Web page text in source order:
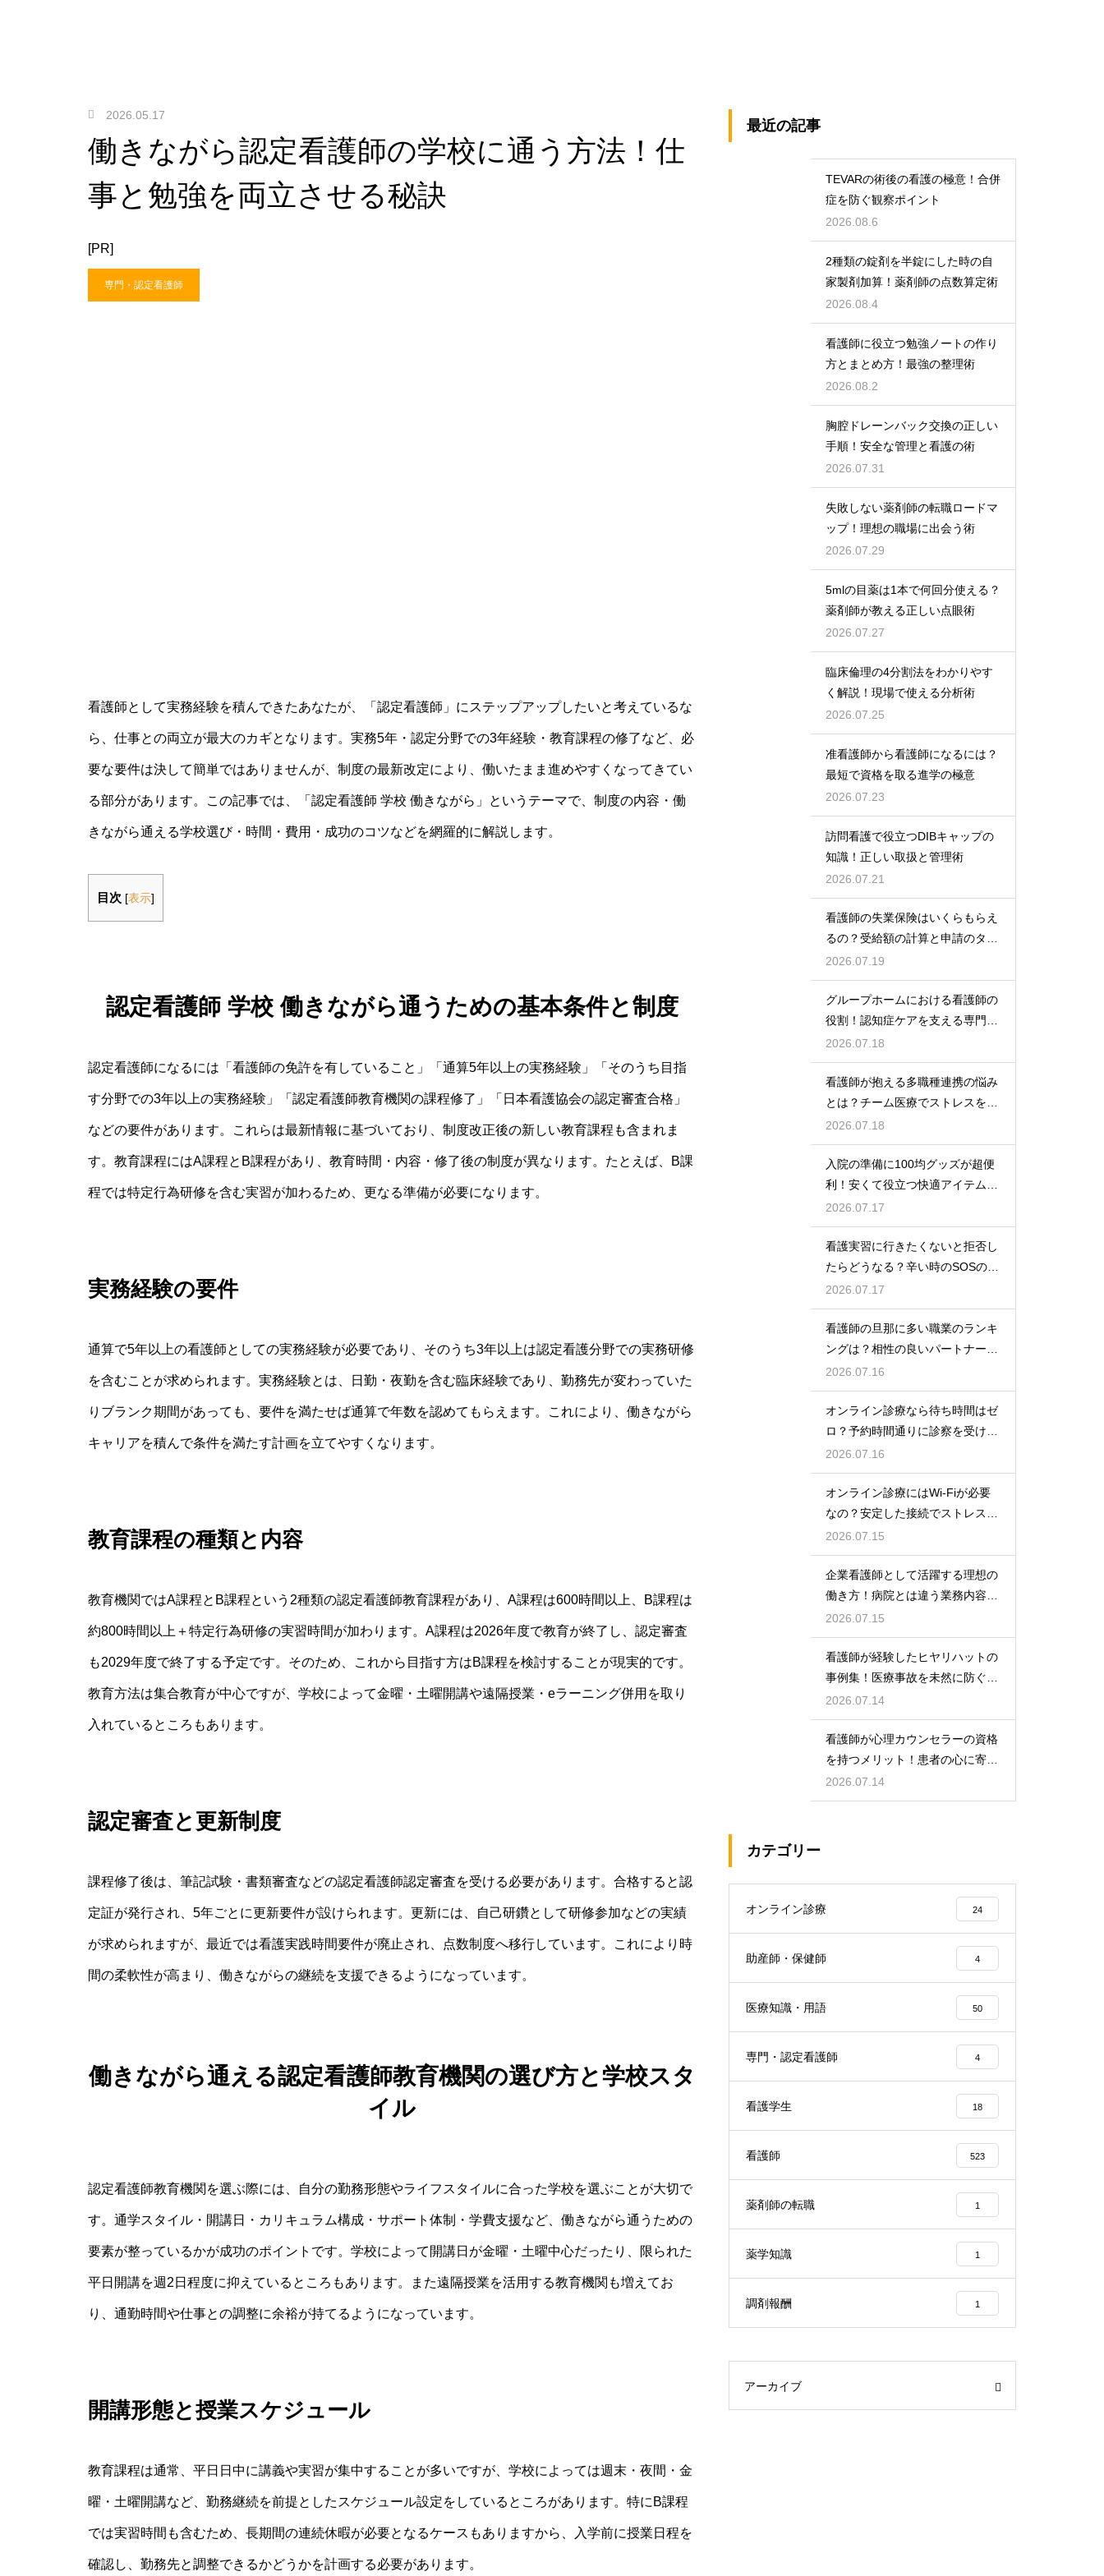
2026.05.17
働きながら認定看護師の学校に通う方法！仕
事と勉強を両立させる秘訣
[PR]
専門・認定看護師
看護師として実務経験を積んできたあなたが、「認定看護師」にステップアップしたいと考えているな
ら、仕事との両立が最大のカギとなります。実務5年・認定分野での3年経験・教育課程の修了など、必
要な要件は決して簡単ではありませんが、制度の最新改定により、働いたまま進めやすくなってきてい
る部分があります。この記事では、「認定看護師 学校 働きながら」というテーマで、制度の内容・働
きながら通える学校選び・時間・費用・成功のコツなどを網羅的に解説します。
目次 [表示]
認定看護師 学校 働きながら通うための基本条件と制度
認定看護師になるには「看護師の免許を有していること」「通算5年以上の実務経験」「そのうち目指
す分野での3年以上の実務経験」「認定看護師教育機関の課程修了」「日本看護協会の認定審査合格」
などの要件があります。これらは最新情報に基づいており、制度改正後の新しい教育課程も含まれま
す。教育課程にはA課程とB課程があり、教育時間・内容・修了後の制度が異なります。たとえば、B課
程では特定行為研修を含む実習が加わるため、更なる準備が必要になります。
実務経験の要件
通算で5年以上の看護師としての実務経験が必要であり、そのうち3年以上は認定看護分野での実務研修
を含むことが求められます。実務経験とは、日勤・夜勤を含む臨床経験であり、勤務先が変わっていた
りブランク期間があっても、要件を満たせば通算で年数を認めてもらえます。これにより、働きながら
キャリアを積んで条件を満たす計画を立てやすくなります。
教育課程の種類と内容
教育機関ではA課程とB課程という2種類の認定看護師教育課程があり、A課程は600時間以上、B課程は
約800時間以上＋特定行為研修の実習時間が加わります。A課程は2026年度で教育が終了し、認定審査
も2029年度で終了する予定です。そのため、これから目指す方はB課程を検討することが現実的です。
教育方法は集合教育が中心ですが、学校によって金曜・土曜開講や遠隔授業・eラーニング併用を取り
入れているところもあります。
認定審査と更新制度
課程修了後は、筆記試験・書類審査などの認定看護師認定審査を受ける必要があります。合格すると認
定証が発行され、5年ごとに更新要件が設けられます。更新には、自己研鑽として研修参加などの実績
が求められますが、最近では看護実践時間要件が廃止され、点数制度へ移行しています。これにより時
間の柔軟性が高まり、働きながらの継続を支援できるようになっています。
働きながら通える認定看護師教育機関の選び方と学校スタ
イル
認定看護師教育機関を選ぶ際には、自分の勤務形態やライフスタイルに合った学校を選ぶことが大切で
す。通学スタイル・開講日・カリキュラム構成・サポート体制・学費支援など、働きながら通うための
要素が整っているかが成功のポイントです。学校によって開講日が金曜・土曜中心だったり、限られた
平日開講を週2日程度に抑えているところもあります。また遠隔授業を活用する教育機関も増えてお
り、通勤時間や仕事との調整に余裕が持てるようになっています。
開講形態と授業スケジュール
教育課程は通常、平日日中に講義や実習が集中することが多いですが、学校によっては週末・夜間・金
曜・土曜開講など、勤務継続を前提としたスケジュール設定をしているところがあります。特にB課程
では実習時間も含むため、長期間の連続休暇が必要となるケースもありますから、入学前に授業日程を
確認し、勤務先と調整できるかどうかを計画する必要があります。
最近の記事
TEVARの術後の看護の極意！合併
症を防ぐ観察ポイント
2026.08.6
2種類の錠剤を半錠にした時の自
家製剤加算！薬剤師の点数算定術
2026.08.4
看護師に役立つ勉強ノートの作り
方とまとめ方！最強の整理術
2026.08.2
胸腔ドレーンバック交換の正しい
手順！安全な管理と看護の術
2026.07.31
失敗しない薬剤師の転職ロードマ
ップ！理想の職場に出会う術
2026.07.29
5mlの目薬は1本で何回分使える？
薬剤師が教える正しい点眼術
2026.07.27
臨床倫理の4分割法をわかりやす
く解説！現場で使える分析術
2026.07.25
准看護師から看護師になるには？
最短で資格を取る進学の極意
2026.07.23
訪問看護で役立つDIBキャップの
知識！正しい取扱と管理術
2026.07.21
看護師の失業保険はいくらもらえ
るの？受給額の計算と申請のタイ
ミング
2026.07.19
グループホームにおける看護師の
役割！認知症ケアを支える専門的
な力
2026.07.18
看護師が抱える多職種連携の悩み
とは？チーム医療でストレスを減
らす方法
2026.07.18
入院の準備に100均グッズが超便
利！安くて役立つ快適アイテムを
紹介
2026.07.17
看護実習に行きたくないと拒否し
たらどうなる？辛い時のSOSの出
し方
2026.07.17
看護師の旦那に多い職業のランキ
ングは？相性の良いパートナーの
条件と傾向
2026.07.16
オンライン診療なら待ち時間はゼ
ロ？予約時間通りに診察を受ける
コツ
2026.07.16
オンライン診療にはWi-Fiが必要
なの？安定した接続でストレスフ
リーに
2026.07.15
企業看護師として活躍する理想の
働き方！病院とは違う業務内容と
やりがい
2026.07.15
看護師が経験したヒヤリハットの
事例集！医療事故を未然に防ぐた
めの対策
2026.07.14
看護師が心理カウンセラーの資格
を持つメリット！患者の心に寄り
添うケア！
2026.07.14
カテゴリー
オンライン診療 24
助産師・保健師 4
医療知識・用語 50
専門・認定看護師 4
看護学生 18
看護師 523
薬剤師の転職 1
薬学知識 1
調剤報酬 1
アーカイブ